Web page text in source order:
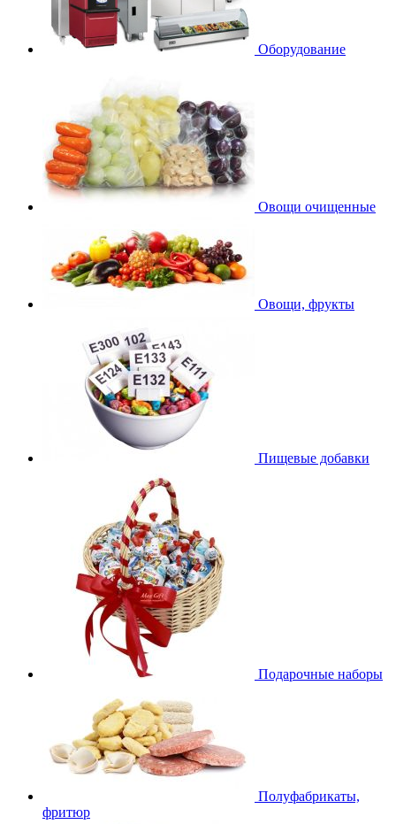
Оборудование
Овощи очищенные
Овощи, фрукты
Пищевые добавки
Подарочные наборы
Полуфабрикаты,
фритюр